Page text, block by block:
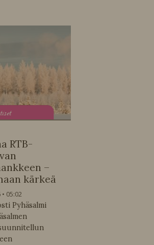
RTB-
–
kärkeä
05:02
Pyhäsalmi